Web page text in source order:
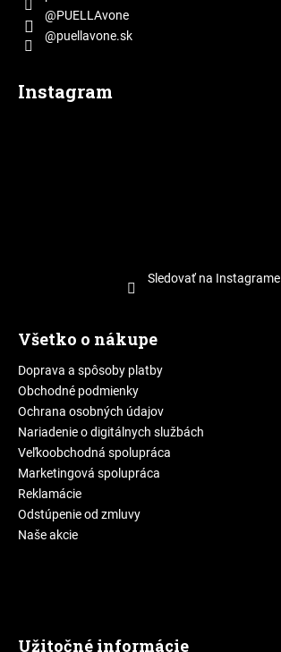
@PUELLAvone
@puellavone.sk
Instagram
Sledovať na Instagrame
Všetko o nákupe
Doprava a spôsoby platby
Obchodné podmienky
Ochrana osobných údajov
Nariadenie o digitálnych službách
Veľkoobchodná spolupráca
Marketingová spolupráca
Reklamácie
Odstúpenie od zmluvy
Naše akcie
Užitočné informácie